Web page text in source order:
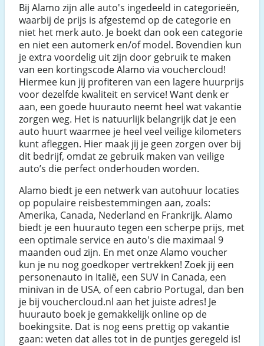
Bij Alamo zijn alle auto's ingedeeld in categorieën,
waarbij de prijs is afgestemd op de categorie en
niet het merk auto. Je boekt dan ook een categorie
en niet een automerk en/of model. Bovendien kun
je extra voordelig uit zijn door gebruik te maken
van een kortingscode Alamo via vouchercloud!
Hiermee kun jij profiteren van een lagere huurprijs
voor dezelfde kwaliteit en service! Want denk er
aan, een goede huurauto neemt heel wat vakantie
zorgen weg. Het is natuurlijk belangrijk dat je een
auto huurt waarmee je heel veel veilige kilometers
kunt afleggen. Hier maak jij je geen zorgen over bij
dit bedrijf, omdat ze gebruik maken van veilige
auto’s die perfect onderhouden worden.
Alamo biedt je een netwerk van autohuur locaties
op populaire reisbestemmingen aan, zoals:
Amerika, Canada, Nederland en Frankrijk. Alamo
biedt je een huurauto tegen een scherpe prijs, met
een optimale service en auto's die maximaal 9
maanden oud zijn. En met onze Alamo voucher
kun je nu nog goedkoper vertrekken! Zoek jij een
personenauto in Italië, een SUV in Canada, een
minivan in de USA, of een cabrio Portugal, dan ben
je bij vouchercloud.nl aan het juiste adres! Je
huurauto boek je gemakkelijk online op de
boekingsite. Dat is nog eens prettig op vakantie
gaan: weten dat alles tot in de puntjes geregeld is!